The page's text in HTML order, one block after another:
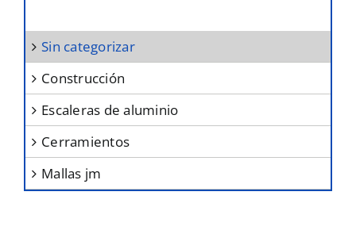
producto
sin categorizar
construcción
escaleras de aluminio
cerramientos
mallas jm